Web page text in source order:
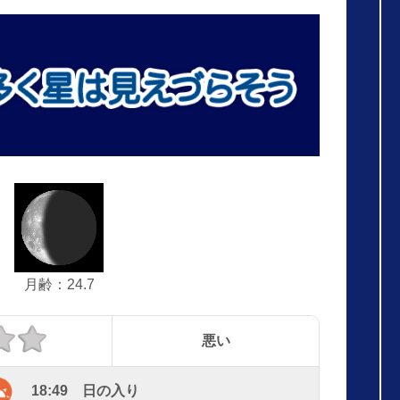
月齢：24.7
悪い
18:49 日の入り